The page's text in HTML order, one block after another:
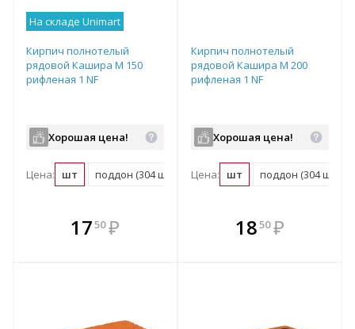
На складе Unimart
Кирпич полнотелый
рядовой Кашира М 150
рифленая 1 NF
Хорошая цена!
Цена: шт поддон (304 шт)
1750 ₽
В комплекте
всегда выгоднее!
Кирпич полнотелый
рядовой Кашира М 200
рифленая 1 NF
Хорошая цена!
Цена: шт поддон (304 шт)
В комплекте
всегда выгоднее!
1850 ₽